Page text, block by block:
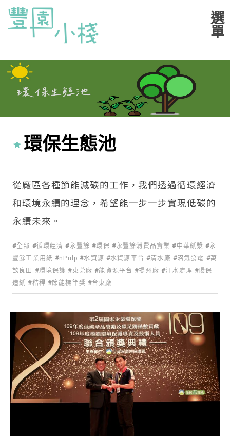
環保生態池
從廠區各種節能減碳的工作，我們透過循環經濟
和環境永續的理念，希望能一步一步實現低碳的
永續未來。
全部 循環經濟 永豐餘 環保 永豐餘消費品實業 中華紙漿
永
豐餘工業用紙
nPulp 水資源 水資源平台 清水廠 沼氣發電
萬
畝良田
環境保護 東莞廠 能資源平台 揚州廠 汙水處理
環保
造紙
秸稈 節能標竿獎 台東廠